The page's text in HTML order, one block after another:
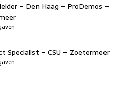
– Den Haag – ProDemos –
Specialist – CSU – Zoetermeer